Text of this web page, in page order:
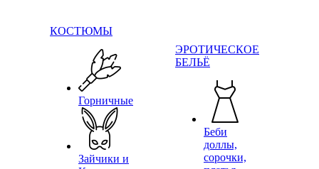
КОСТЮМЫ
Горничные
Зайчики и
ЭРОТИЧЕСКОЕ
БЕЛЬЁ
Беби
доллы,
сорочки,